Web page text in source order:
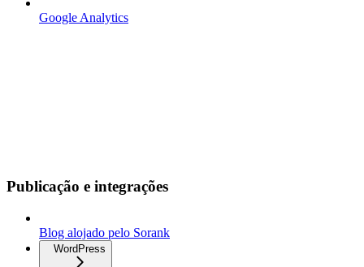
Google Analytics
Publicação e integrações
Blog alojado pelo Sorank
WordPress